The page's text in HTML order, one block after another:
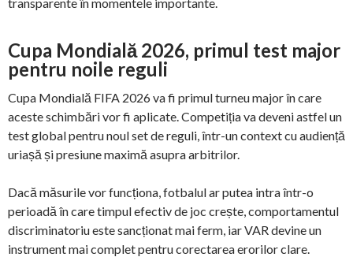
Cupa Mondială 2026, primul test major
pentru noile reguli
Cupa Mondială FIFA 2026 va fi primul turneu major în care
aceste schimbări vor fi aplicate. Competiția va deveni astfel un
test global pentru noul set de reguli, într-un context cu audiență
uriașă și presiune maximă asupra arbitrilor.
Dacă măsurile vor funcționa, fotbalul ar putea intra într-o
perioadă în care timpul efectiv de joc crește, comportamentul
discriminatoriu este sancționat mai ferm, iar VAR devine un
instrument mai complet pentru corectarea erorilor clare.